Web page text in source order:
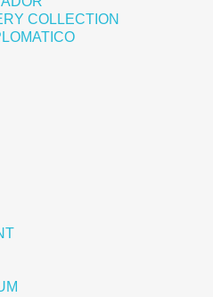
COLLECTION